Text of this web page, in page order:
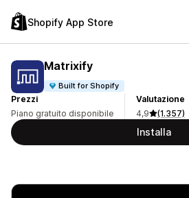
Shopify App Store
Matrixify
Built for Shopify
Prezzi
Piano gratuito disponibile
Valutazione
4,9
(1.357)
Installa